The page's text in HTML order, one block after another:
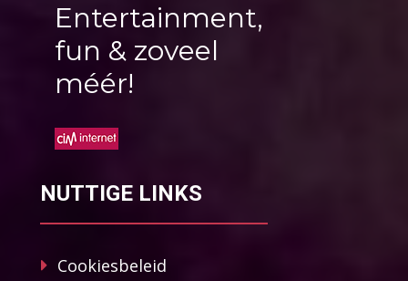
Entertainment,
fun & zoveel
méér!
NUTTIGE LINKS
Cookiesbeleid